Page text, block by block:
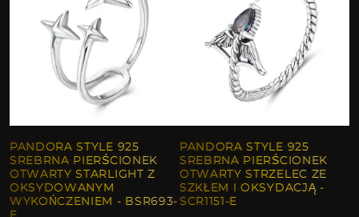
PANDORA STYLE 925
SREBRNA PIERŚCIONEK
OTWARTY STARLIGHT Z
OKSYDOWANYM
WYKOŃCZENIEM - BSR693-
PANDORA STYLE 925
SREBRNA PIERŚCIONEK
OTWARTY STRZELEC ZE
SZKŁEM I OKSYDACJĄ -
SCR1151-E